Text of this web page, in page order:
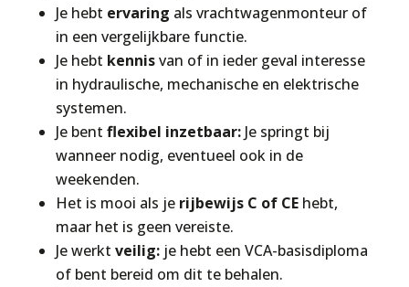
Je hebt ervaring als vrachtwagenmonteur of
in een vergelijkbare functie.
Je hebt kennisvan of in ieder geval interesse
in hydraulische, mechanische en elektrische
systemen.
Je bent flexibel inzetbaar: Je springt bij
wanneer nodig, eventueel ook in de
weekenden.
Het is mooi als jerijbewijs C of CEhebt,
maar het is geen vereiste.
Je werkt veilig: je hebt een VCA-basisdiploma
of bent bereid om dit te behalen.